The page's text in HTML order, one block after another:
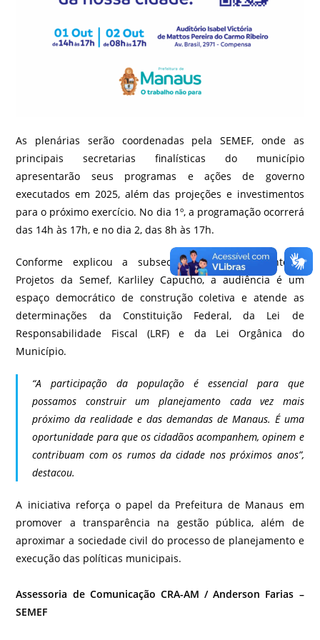
As plenárias serão coordenadas pela SEMEF, onde as
principais secretarias finalísticas do município
apresentarão seus programas e ações de governo
executados em 2025, além das projeções e investimentos
para o próximo exercício. No dia 1º, a programação ocorrerá
das 14h às 17h, e no dia 2, das 8h às 17h.
Conforme explicou a subsecretária de Orçamento e
Projetos da Semef, Karliley Capucho, a audiência é um
espaço democrático de construção coletiva e atende as
determinações da Constituição Federal, da Lei de
Responsabilidade Fiscal (LRF) e da Lei Orgânica do
Município.
“A participação da população é essencial para que
possamos construir um planejamento cada vez mais
próximo da realidade e das demandas de Manaus. É uma
oportunidade para que os cidadãos acompanhem, opinem e
contribuam com os rumos da cidade nos próximos anos”,
destacou.
A iniciativa reforça o papel da Prefeitura de Manaus em
promover a transparência na gestão pública, além de
aproximar a sociedade civil do processo de planejamento e
execução das políticas municipais.
Assessoria de Comunicação CRA-AM / Anderson Farias –
SEMEF